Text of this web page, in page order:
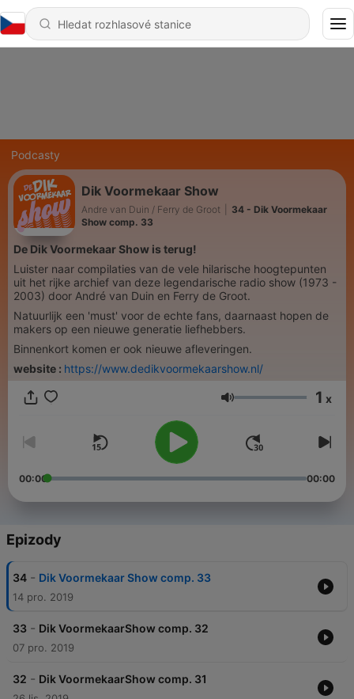
Podcasty
Dik Voormekaar Show
Andre van Duin / Ferry de Groot
34 - Dik Voormekaar
Show comp. 33
De Dik Voormekaar Show is terug!
Luister naar compilaties van de vele hilarische hoogtepunten
uit het rijke archief van deze legendarische radio show (1973 -
2003) door André van Duin en Ferry de Groot.
Natuurlijk een 'must' voor de echte fans, daarnaast hopen de
makers op een nieuwe generatie liefhebbers.
Binnenkort komen er ook nieuwe afleveringen.
website : https://www.dedikvoormekaarshow.nl/
Hlasitost 1 x
00:00 00:00
Epizody
34 - Dik Voormekaar Show comp. 33
14 pro. 2019
33 - Dik VoormekaarShow comp. 32
07 pro. 2019
32 - Dik VoormekaarShow comp. 31